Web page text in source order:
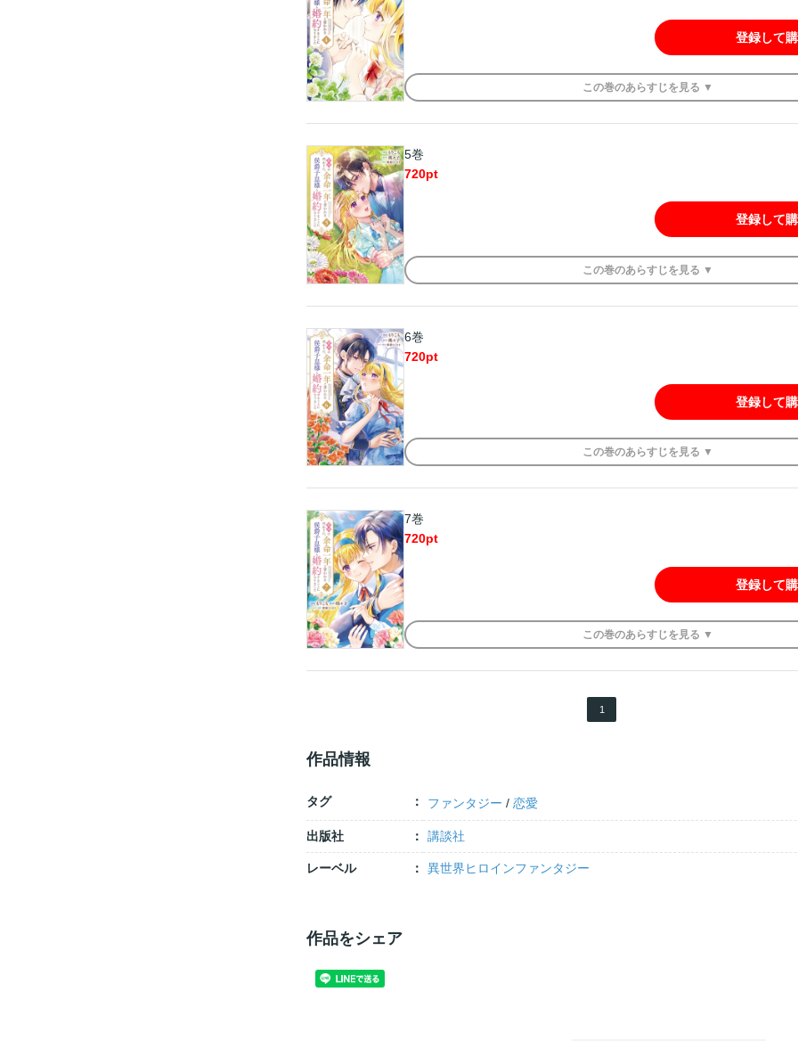
登録して
この巻のあらすじを 見る ▼
5巻
720pt
登録して
この巻のあらすじを 見る ▼
6巻
720pt
登録して
この巻のあらすじを 見る ▼
7巻
720pt
登録して
この巻のあらすじを 見る ▼
1
作品情報
タグ ファンタジー /恋愛
出版社 講談社
レーベル 異世界ヒロインファンタジー
作品をシェア